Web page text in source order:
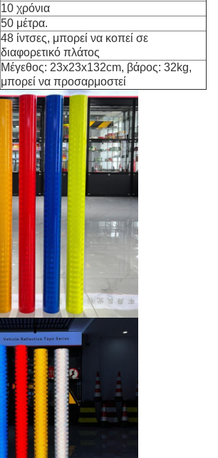
10 χρόνια
50 μέτρα.
48 ίντσες, μπορεί να κοπεί σε
διαφορετικό πλάτος
Μέγεθος: 23x23x132cm, βάρος: 32kg,
μπορεί να προσαρμοστεί